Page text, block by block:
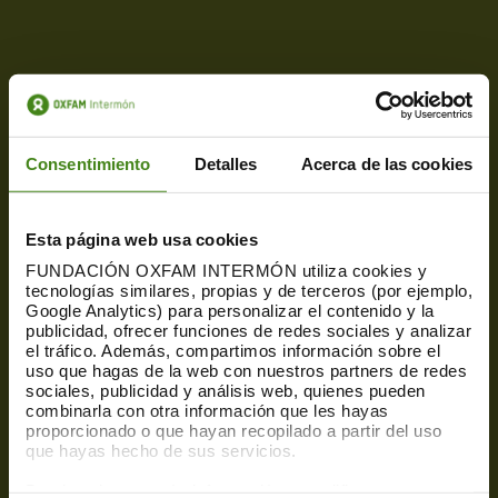
Consentimiento Detalles Acerca de las cookies
Esta página web usa cookies
FUNDACIÓN OXFAM INTERMÓN utiliza cookies y
tecnologías similares, propias y de terceros (por ejemplo,
Google Analytics) para personalizar el contenido y la
publicidad, ofrecer funciones de redes sociales y analizar
el tráfico. Además, compartimos información sobre el
uso que hagas de la web con nuestros partners de redes
sociales, publicidad y análisis web, quienes pueden
combinarla con otra información que les hayas
proporcionado o que hayan recopilado a partir del uso
que hayas hecho de sus servicios.